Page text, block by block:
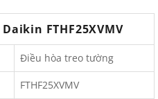
FTHF25XVMV
Điều hòa treo tường
FTHF25XVMV